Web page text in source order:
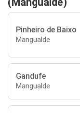
Pinheiro de Baixo
Mangualde
Gandufe
Mangualde